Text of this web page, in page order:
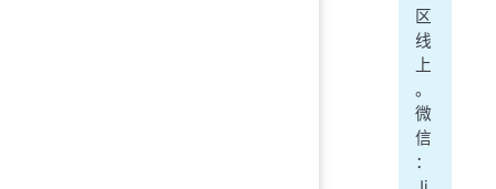
区
线
上
。
微
信
：